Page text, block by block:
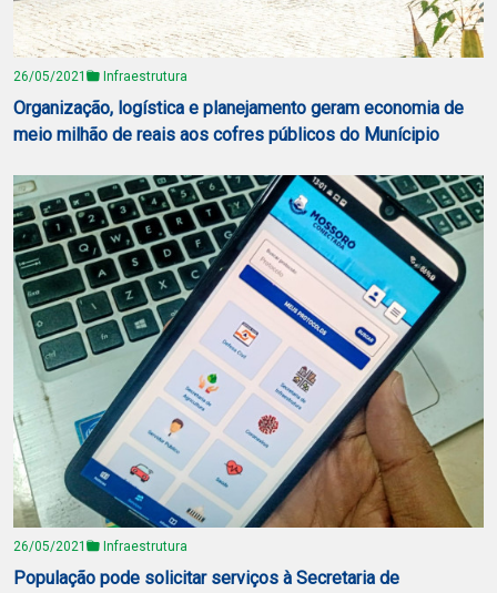
26/05/2021 Infraestrutura
Organização, logística e planejamento geram economia de
meio milhão de reais aos cofres públicos do Munícipio
26/05/2021 Infraestrutura
População pode solicitar serviços à Secretaria de